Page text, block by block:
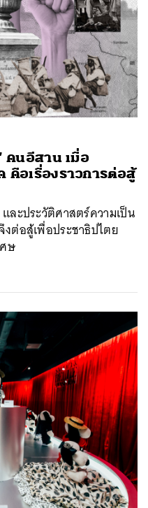
คนอีสาน เมื่อ
อเรื่องราวการต่อสู้
ละประวัติศาสตร์ความเป็น
ต่อสู้เพื่อประชาธิปไตย
ษ